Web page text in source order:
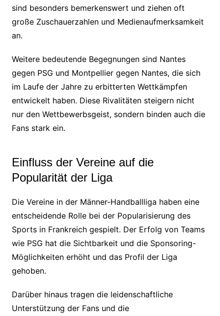
sind besonders bemerkenswert und ziehen oft
große Zuschauerzahlen und Medienaufmerksamkeit
an.
Weitere bedeutende Begegnungen sind Nantes
gegen PSG und Montpellier gegen Nantes, die sich
im Laufe der Jahre zu erbitterten Wettkämpfen
entwickelt haben. Diese Rivalitäten steigern nicht
nur den Wettbewerbsgeist, sondern binden auch die
Fans stark ein.
Einfluss der Vereine auf die
Popularität der Liga
Die Vereine in der Männer-Handballliga haben eine
entscheidende Rolle bei der Popularisierung des
Sports in Frankreich gespielt. Der Erfolg von Teams
wie PSG hat die Sichtbarkeit und die Sponsoring-
Möglichkeiten erhöht und das Profil der Liga
gehoben.
Darüber hinaus tragen die leidenschaftliche
Unterstützung der Fans und die